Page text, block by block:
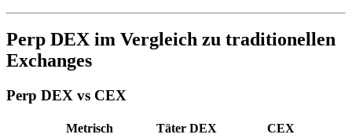
Perp DEX im Vergleich zu traditionellen
Exchanges
Perp DEX vs CEX
Metrisch Täter DEX CEX